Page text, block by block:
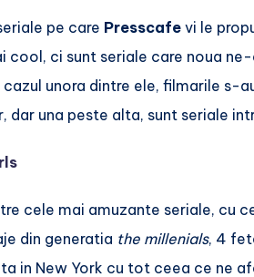
pe care Presscafe vi le
cool, ci sunt seriale care noua
cazul unora dintre ele, filmarile s-
dar una peste alta, sunt seriale
cele mai amuzante seriale, cu
din generatia the millenials, 4
in New York cu tot ceea ce ne